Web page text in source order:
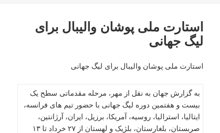
استارت ملی پوشان والیبال برای
لیگ جهانی
استارت ملی پوشان والیبال برای لیگ جهانی
به گزارش جهان به نقل از مهر، مرحله مقدماتی سطح یک
بیست و هفتمین دوره لیگ جهانی با حضور تیم های فرانسه،
ایتالیا، استرالیا، روسیه، آمریکا، برزیل، ایران، آرژانتین،
صربستان، بلغارستان، بلژیک و لهستان از ۲۷ خرداد تا ۱۳